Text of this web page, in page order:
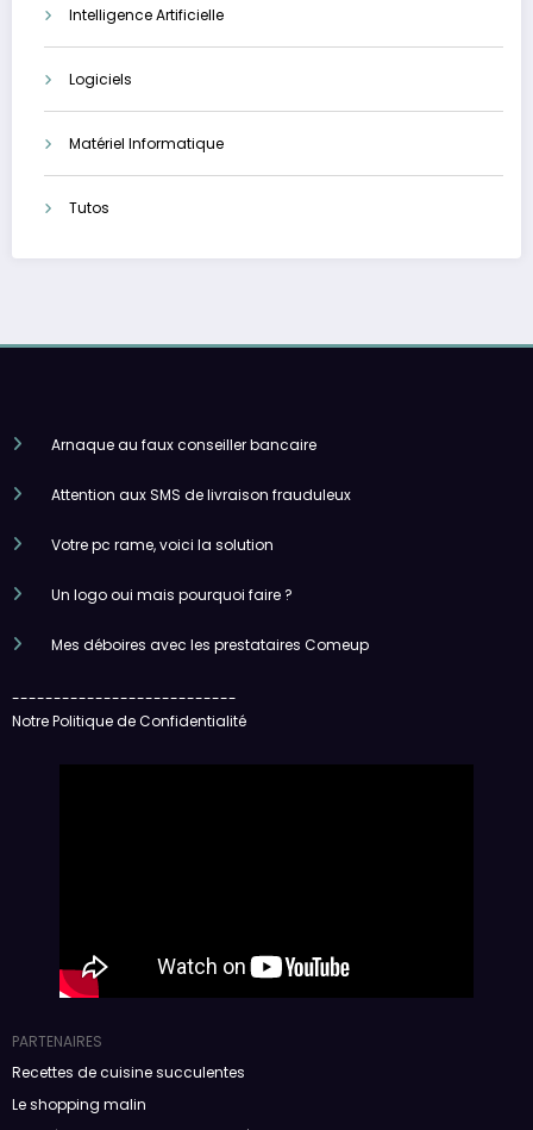
Intelligence Artificielle
Logiciels
Matériel Informatique
Tutos
Arnaque au faux conseiller bancaire
Attention aux SMS de livraison frauduleux
Votre pc rame, voici la solution
Un logo oui mais pourquoi faire ?
Mes déboires avec les prestataires Comeup
---------------------------
Notre Politique de Confidentialité
PARTENAIRES
Recettes de cuisine succulentes
Le shopping malin